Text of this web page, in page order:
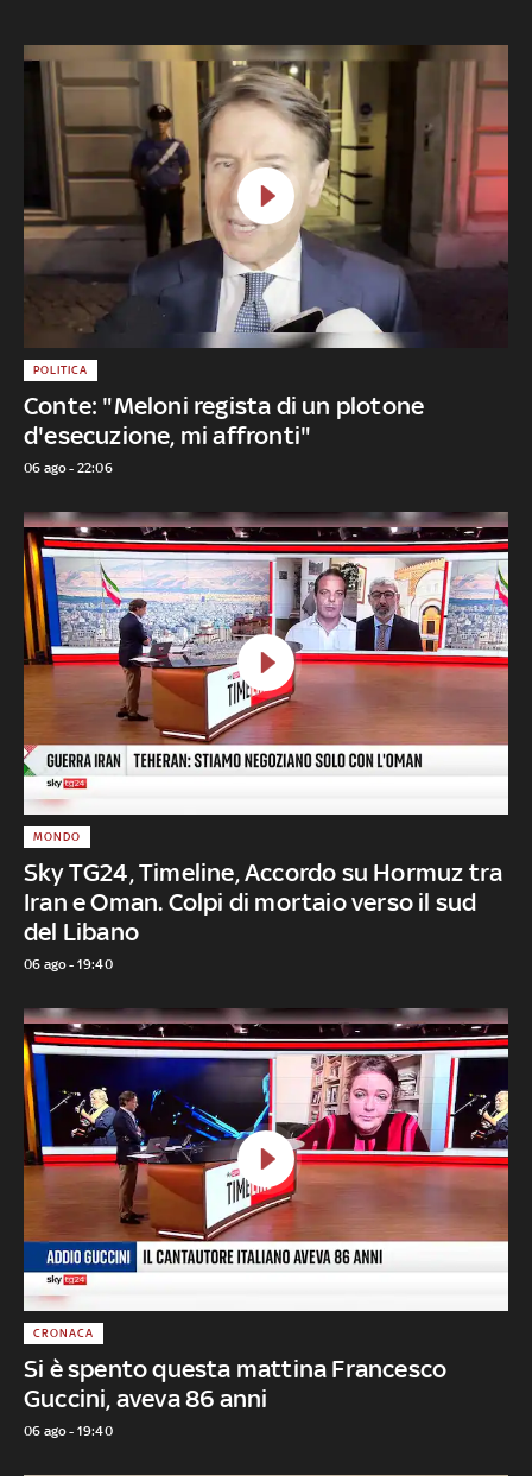
Conte: "Meloni regista di un plotone
d'esecuzione, mi affronti"
POLITICA
06 ago - 22:06
Sky TG24, Timeline, Accordo su Hormuz tra
Iran e Oman. Colpi di mortaio verso il sud
del Libano
MONDO
06 ago - 19:40
Si è spento questa mattina Francesco
Guccini, aveva 86 anni
CRONACA
06 ago - 19:40